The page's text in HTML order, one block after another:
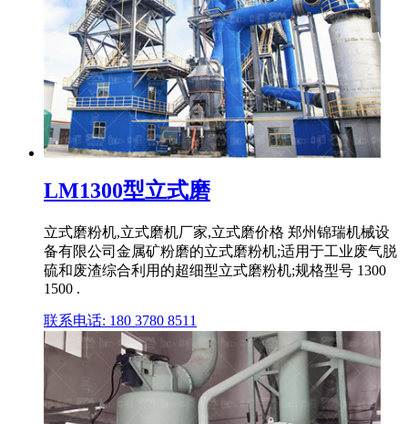
LM1300型立式磨
立式磨粉机,立式磨机厂家,立式磨价格 郑州锦瑞机械设
备有限公司金属矿粉磨的立式磨粉机;适用于工业废气脱
硫和废渣综合利用的超细型立式磨粉机;规格型号 1300
1500 .
联系电话: 180 3780 8511